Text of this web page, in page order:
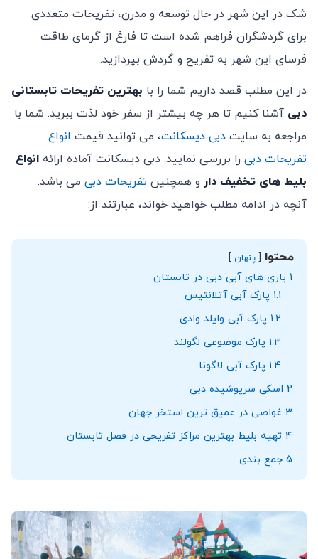
شک در این شهر در حال توسعه و مدرن، تفریحات متعددی
برای گردشگران فراهم شده است تا فارغ از گرمای طاقت
فرسای این شهر به تفریح و گردش بپردازید.
در این مطلب قصد داریم شما را با بهترین تفریحات تابستانی
دبی آشنا کنیم تا هر چه بیشتر از سفر خود لذت ببرید. شما با
مراجعه به سایت دبی دیسکانت، می توانید قیمت انواع
تفریحات دبی را بررسی نمایید. دبی دیسکانت آماده ارائه انواع
بلیط های تخفیف دار و همچنین تفریحات دبی می باشد.
آنچه در ادامه مطلب خواهید خواند، عبارتند از:
محتوا پنهان
1 بازی های آبی دبی در تابستان
1.1 پارک آبی آتلانتیس
1.2 پارک آبی وایلد وادی
1.3 پارک موضوعی لگولند
1.4 پارک آبی لاگونا
2 اسکی سرپوشیده دبی
3 غواصی در عمیق ترین استخر جهان
4 تهیه بلیط بهترین مراکز تفریحی در فصل تابستان
5 جمع بندی